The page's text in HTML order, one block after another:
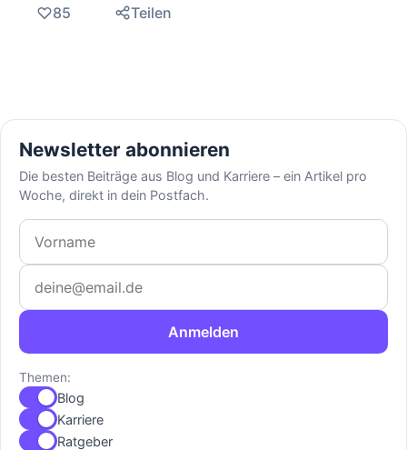
85 Teilen
Newsletter abonnieren
Die besten Beiträge aus Blog und Karriere – ein Artikel pro
Woche, direkt in dein Postfach.
Vorname
E-Mail-Adresse
Anmelden
Themen:
Blog
Karriere
Ratgeber